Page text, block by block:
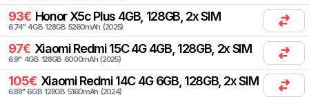
93€ Honor X5c Plus 4GB, 128GB, 2x SIM
6.74" 4GB 128GB 5260mAh (2025)
97€ Xiaomi Redmi 15C 4G 4GB, 128GB, 2x SIM
6.9" 4GB 128GB 6000mAh (2025)
105€ Xiaomi Redmi 14C 4G 6GB, 128GB, 2x SIM
6.88" 6GB 128GB 5160mAh (2024)